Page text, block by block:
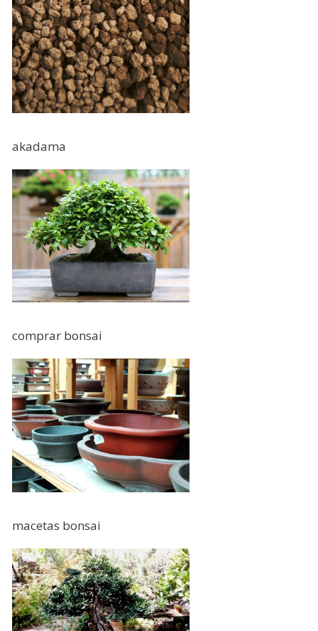
akadama
comprar bonsai
macetas bonsai